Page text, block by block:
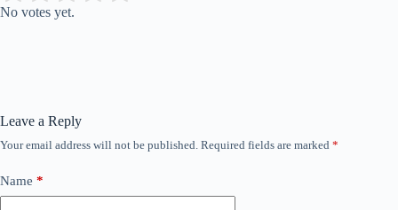
No votes yet.
Leave a Reply
Your email address will not be published. Required fields are marked *
Name *